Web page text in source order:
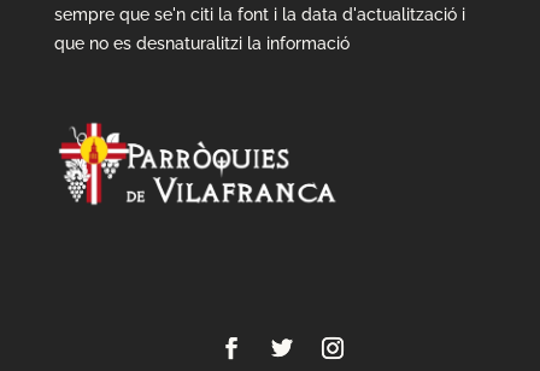
sempre que se'n citi la font i la data d'actualització i
que no es desnaturalitzi la informació